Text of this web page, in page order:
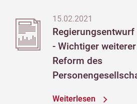
15.02.2021
- Wichtiger
Reform des
Weiterlesen